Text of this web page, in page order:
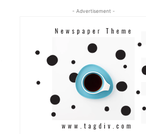
- Advertisement -